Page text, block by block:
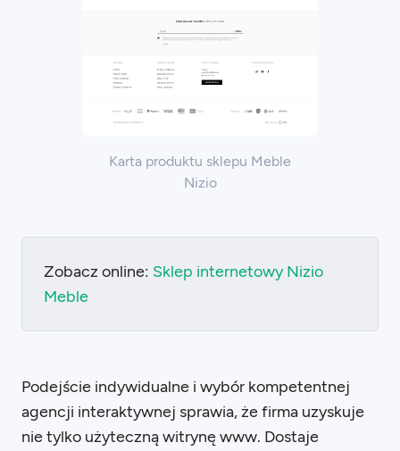
Karta produktu sklepu Meble
Nizio
Zobacz online: Sklep internetowy Nizio
Meble
Podejście indywidualne i wybór kompetentnej
agencji interaktywnej sprawia, że firma uzyskuje
nie tylko użyteczną witrynę www. Dostaje